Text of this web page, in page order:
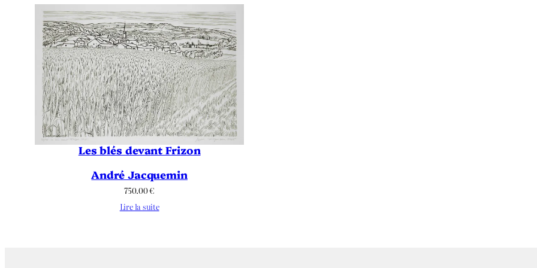
Les blés devant Frizon
André Jacquemin
750.00€
Lire la suite